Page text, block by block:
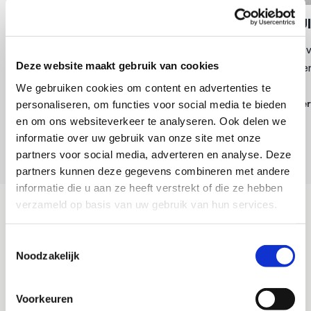
Deze website maakt gebruik van cookies
We gebruiken cookies om content en advertenties te
personaliseren, om functies voor social media te bieden
en om ons websiteverkeer te analyseren. Ook delen we
informatie over uw gebruik van onze site met onze
partners voor social media, adverteren en analyse. Deze
partners kunnen deze gegevens combineren met andere
informatie die u aan ze heeft verstrekt of die ze hebben
verzameld op basis van uw gebruik van hun services.
Noodzakelijk
Voorkeuren
hebben we 32 kruipruimtes uitgezogen in
Hattem.
Verder lezen
64
het
KELDER UITGRAVEN ONDER EEN
Om meer ruimte in een bestaande woning te creëren bestaat
er de mogelijkheid om een kelder onder de bestaande
woning uit te graven. In dat geval zullen we de kruipruimte